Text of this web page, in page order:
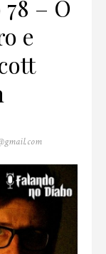
– O
e